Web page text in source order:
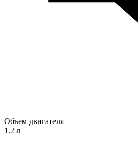
Объем двигателя
1.2 л